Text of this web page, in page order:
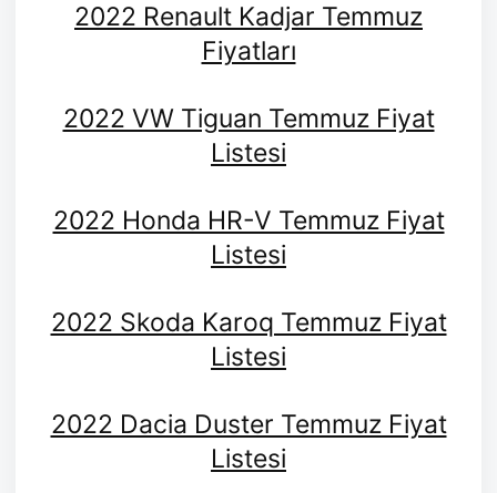
2022 Renault Kadjar Temmuz
Fiyatları
2022 VW Tiguan Temmuz Fiyat
Listesi
2022 Honda HR-V Temmuz Fiyat
Listesi
2022 Skoda Karoq Temmuz Fiyat
Listesi
2022 Dacia Duster Temmuz Fiyat
Listesi